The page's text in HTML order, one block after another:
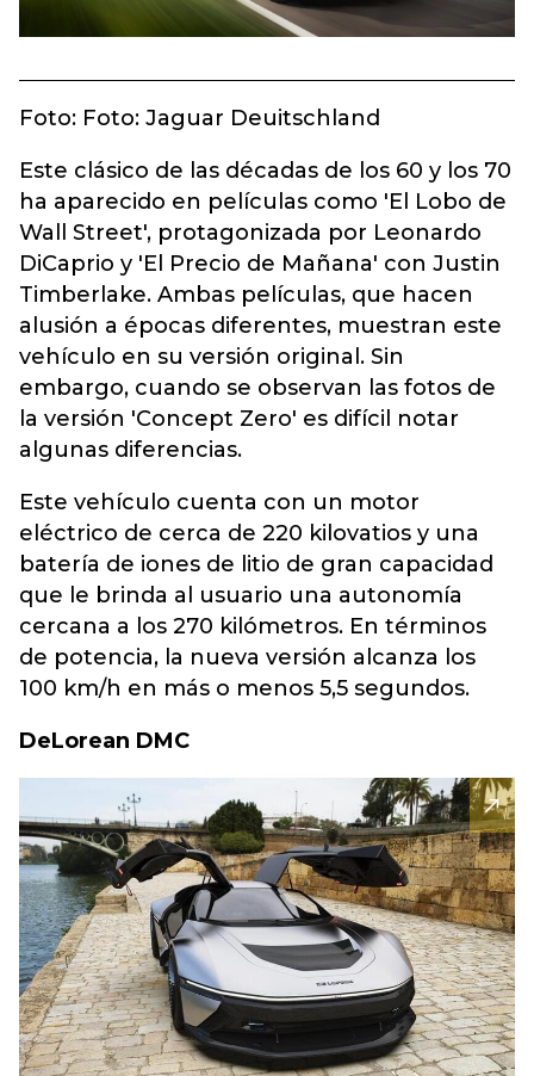
Foto: Foto: Jaguar Deuitschland
Este clásico de las décadas de los 60 y los 70
ha aparecido en películas como 'El Lobo de
Wall Street', protagonizada por Leonardo
DiCaprio y 'El Precio de Mañana' con Justin
Timberlake. Ambas películas, que hacen
alusión a épocas diferentes, muestran este
vehículo en su versión original. Sin
embargo, cuando se observan las fotos de
la versión 'Concept Zero' es difícil notar
algunas diferencias.
Este vehículo cuenta con un motor
eléctrico de cerca de 220 kilovatios y una
batería de iones de litio de gran capacidad
que le brinda al usuario una autonomía
cercana a los 270 kilómetros. En términos
de potencia, la nueva versión alcanza los
100 km/h en más o menos 5,5 segundos.
DeLorean DMC